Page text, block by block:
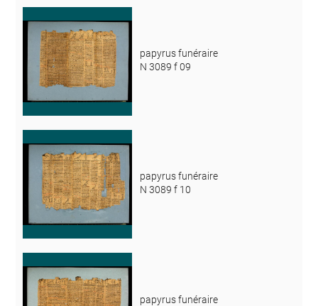
papyrus funéraire
N 3089 f 09
papyrus funéraire
N 3089 f 10
papyrus funéraire